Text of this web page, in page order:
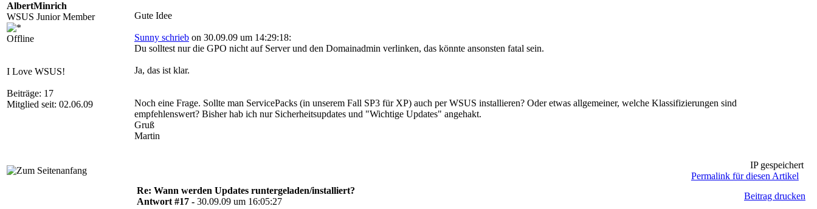
AlbertMinrich
WSUS Junior Member
Offline
I Love WSUS!
Beiträge: 17
Mitglied seit: 02.06.09
Gute Idee
Sunny schrieb on 30.09.09 um 14:29:18:
Du solltest nur die GPO nicht auf Server und den Domainadmin verlinken, das könnte ansonsten fatal sein.
Ja, das ist klar.
Noch eine Frage. Sollte man ServicePacks (in unserem Fall SP3 für XP) auch per WSUS installieren? Oder etwas allgemeiner, welche Klassifizierungen sind
empfehlenswert? Bisher hab ich nur Sicherheitsupdates und "Wichtige Updates" angehakt.
Gruß
Martin
IP gespeichert
Permalink für diesen Artikel
Re: Wann werden Updates runtergeladen/installiert?
Antwort #17 - 30.09.09 um 16:05:27
Beitrag drucken